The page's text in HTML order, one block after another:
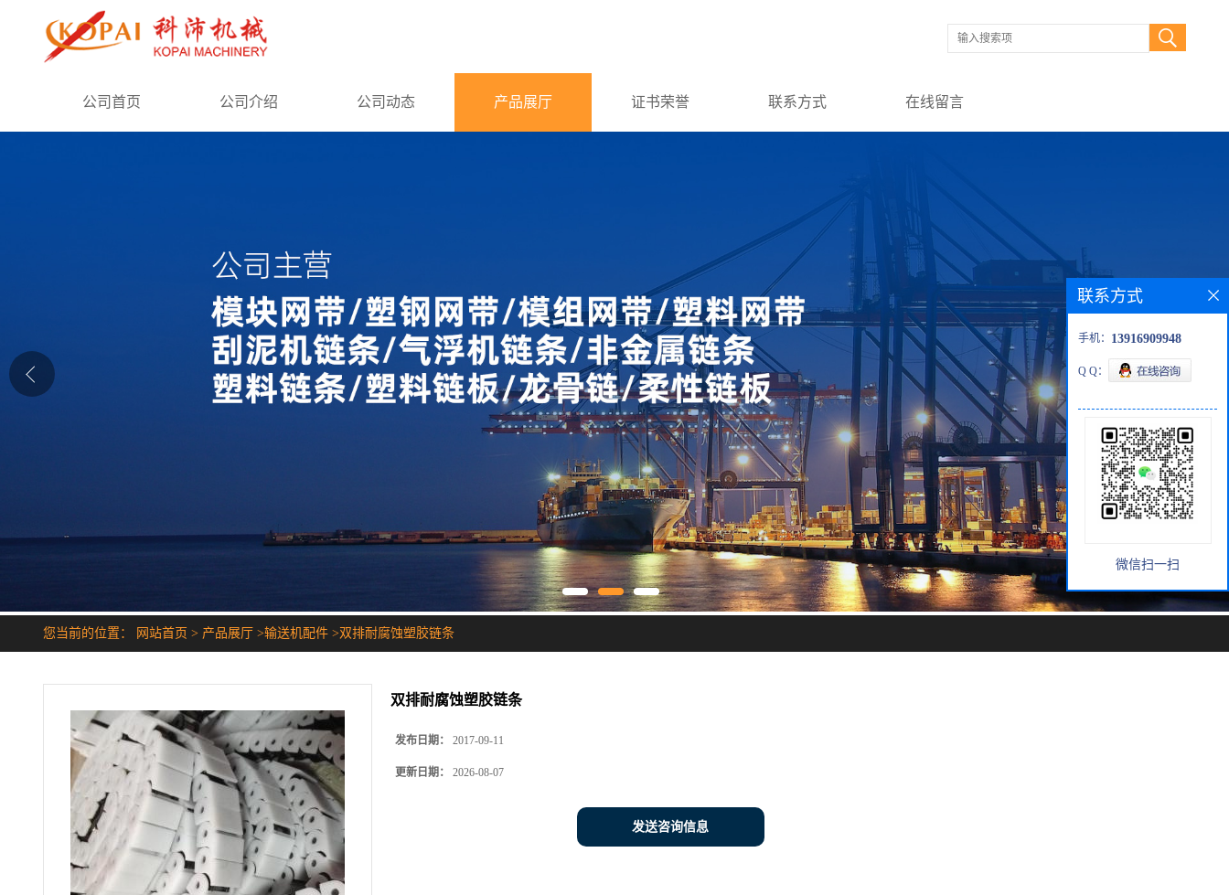
公司首页
公司首页 公司介绍 公司动态 产品展厅 证书荣誉 联系方式 在线留言
您当前的位置： 网站首页 > 产品展厅 >输送机配件 >双排耐腐蚀塑胶链条
双排耐腐蚀塑胶链条
发布日期： 2017-09-11
更新日期： 2026-08-07
发送咨询信息
联系方式
手机： 13916909948
Q Q：
微信扫一扫